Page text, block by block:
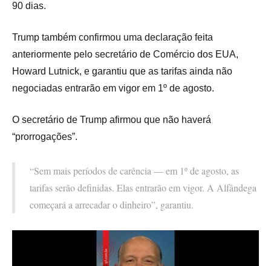
90 dias.
Trump também confirmou uma declaração feita
anteriormente pelo secretário de Comércio dos EUA,
Howard Lutnick, e garantiu que as tarifas ainda não
negociadas entrarão em vigor em 1º de agosto.
O secretário de Trump afirmou que não haverá
“prorrogações”.
“Sem mais períodos de carência — em 1º de agosto, as
tarifas serão definidas. Elas entrarão em vigor. A Alfândega
começará a arrecadar o dinheiro”, garantiu.